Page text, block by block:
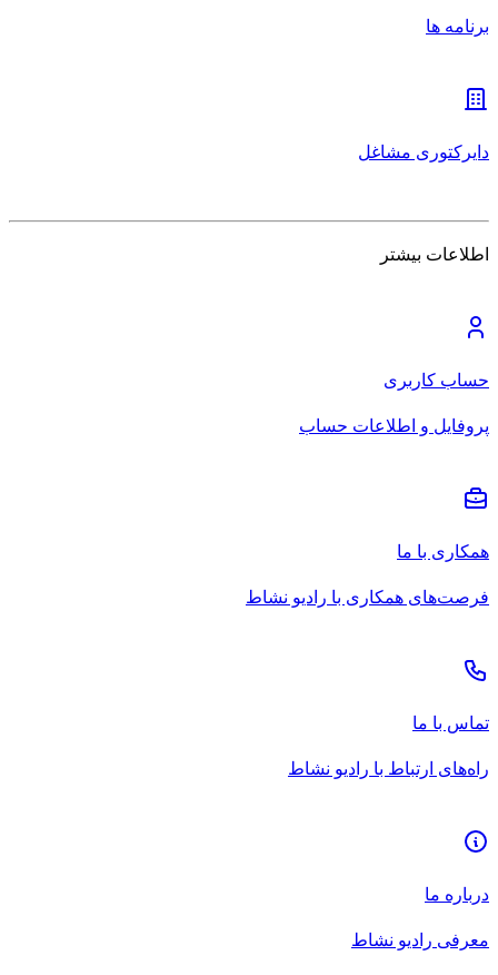
برنامه ها
دایرکتوری مشاغل
اطلاعات بیشتر
حساب کاربری
پروفایل و اطلاعات حساب
همکاری با ما
فرصت‌های همکاری با رادیو نشاط
تماس با ما
راه‌های ارتباط با رادیو نشاط
درباره ما
معرفی رادیو نشاط